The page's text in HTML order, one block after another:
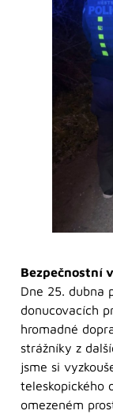
Bezpečnostní
Dne 25. dubna
donucovacích
hromadné
strážníky z
jsme si
teleskopického
omezeném